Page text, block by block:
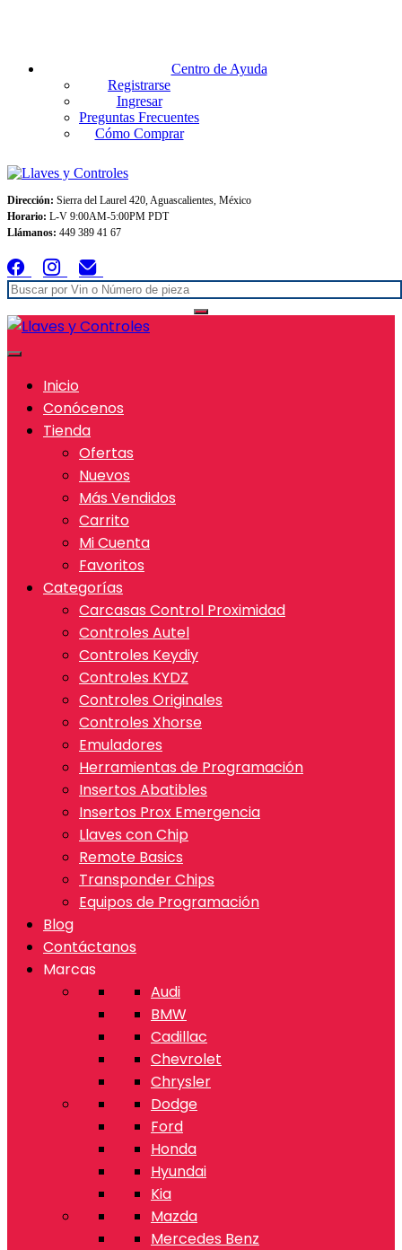
Centro de Ayuda
Registrarse
Ingresar
Preguntas Frecuentes
Cómo Comprar
Dirección: Sierra del Laurel 420, Aguascalientes, México
Horario: L-V 9:00AM-5:00PM PDT
Llámanos: 449 389 41 67
Inicio
Conócenos
Tienda
Ofertas
Nuevos
Más Vendidos
Carrito
Mi Cuenta
Favoritos
Categorías
Carcasas Control Proximidad
Controles Autel
Controles Keydiy
Controles KYDZ
Controles Originales
Controles Xhorse
Emuladores
Herramientas de Programación
Insertos Abatibles
Insertos Prox Emergencia
Llaves con Chip
Remote Basics
Transponder Chips
Equipos de Programación
Blog
Contáctanos
Marcas
Audi
BMW
Cadillac
Chevrolet
Chrysler
Dodge
Ford
Honda
Hyundai
Kia
Mazda
Mercedes Benz